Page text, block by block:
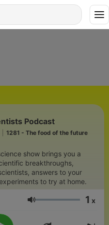
Podcast
1281 - The food of the future
show brings you a
breakthroughs,
answers to your
to try at home.
Volumen 1 x